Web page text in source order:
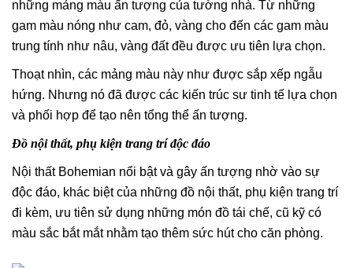
những mảng màu ấn tượng của tường nhà. Từ những
gam màu nóng như cam, đỏ, vàng cho đến các gam màu
trung tính như nâu, vàng đất đều được ưu tiên lựa chọn.
Thoạt nhìn, các mảng màu này như được sắp xếp ngẫu
hứng. Nhưng nó đã được các kiến trúc sư tinh tế lựa chọn
và phối hợp để tạo nên tổng thể ấn tượng.
Đồ nội thất, phụ kiện trang trí độc đáo
Nội thất Bohemian nổi bật và gây ấn tượng nhờ vào sự
độc đáo, khác biệt của những đồ nội thất, phụ kiện trang trí
đi kèm, ưu tiên sử dụng những món đồ tái chế, cũ kỹ có
màu sắc bắt mắt nhằm tạo thêm sức hút cho căn phòng.